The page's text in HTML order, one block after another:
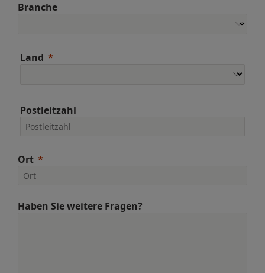
Branche
Land
Postleitzahl
Ort
Haben Sie weitere Fragen?